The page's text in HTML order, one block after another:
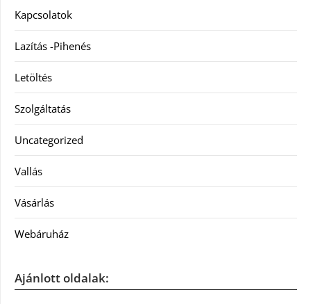
Kapcsolatok
Lazítás -Pihenés
Letöltés
Szolgáltatás
Uncategorized
Vallás
Vásárlás
Webáruház
Ajánlott oldalak: